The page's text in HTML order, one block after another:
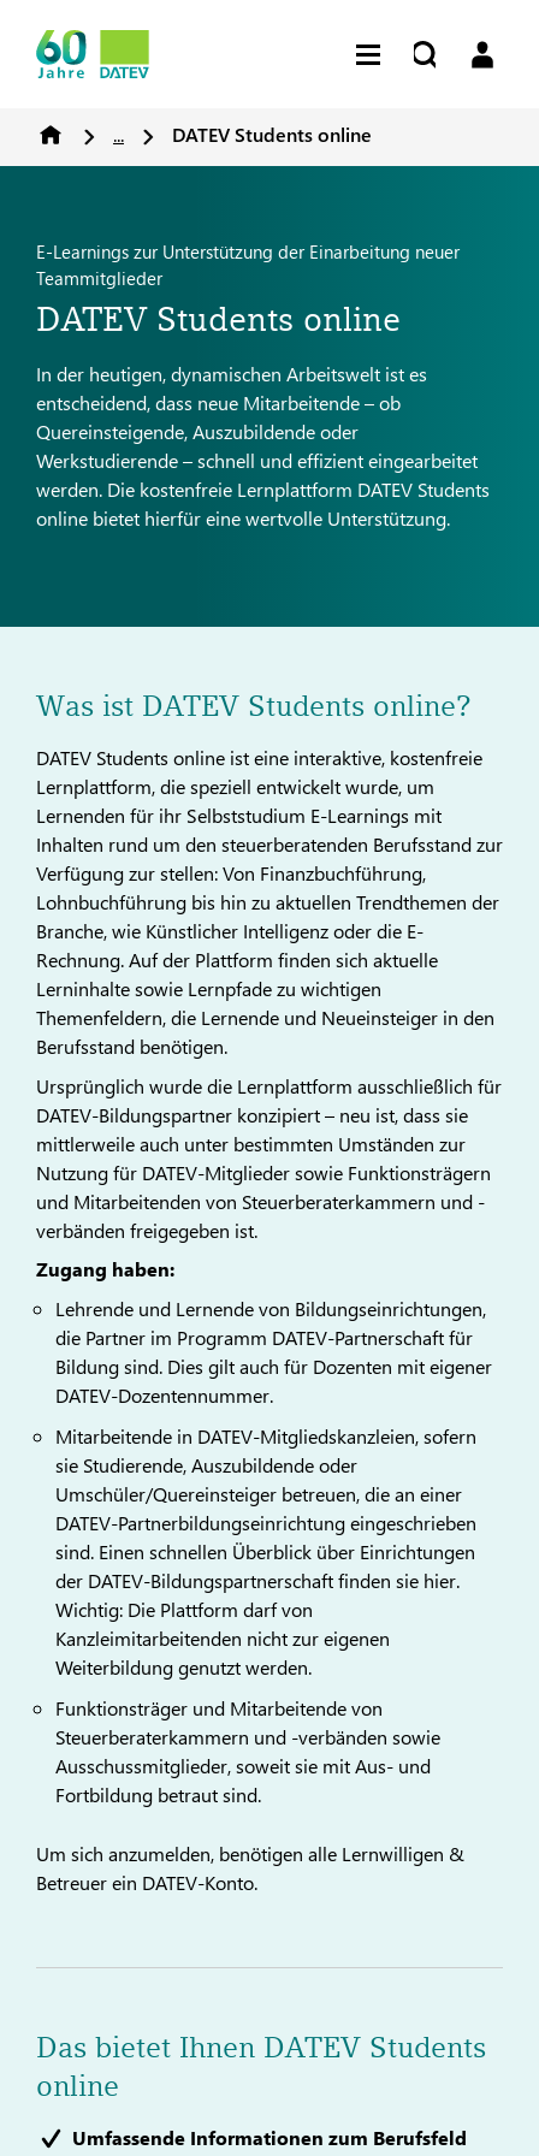
... DATEV Students online
E-Learnings zur Unterstützung der Einarbeitung neuer
Teammitglieder
DATEV Students online
In der heutigen, dynamischen Arbeitswelt ist es
entscheidend, dass neue Mitarbeitende – ob
Quereinsteigende, Auszubildende oder
Werkstudierende – schnell und effizient eingearbeitet
werden. Die kostenfreie Lernplattform DATEV Students
online bietet hierfür eine wertvolle Unterstützung.
Was ist DATEV Students online?
DATEV Students online ist eine interaktive, kostenfreie
Lernplattform, die speziell entwickelt wurde, um
Lernenden für ihr Selbststudium E-Learnings mit
Inhalten rund um den steuerberatenden Berufsstand zur
Verfügung zur stellen: Von Finanzbuchführung,
Lohnbuchführung bis hin zu aktuellen Trendthemen der
Branche, wie Künstlicher Intelligenz oder die E-
Rechnung. Auf der Plattform finden sich aktuelle
Lerninhalte sowie Lernpfade zu wichtigen
Themenfeldern, die Lernende und Neueinsteiger in den
Berufsstand benötigen.
Ursprünglich wurde die Lernplattform ausschließlich für
DATEV-Bildungspartner konzipiert – neu ist, dass sie
mittlerweile auch unter bestimmten Umständen zur
Nutzung für DATEV-Mitglieder sowie Funktionsträgern
und Mitarbeitenden von Steuerberaterkammern und -
verbänden freigegeben ist.
Zugang haben:
Lehrende und Lernende von Bildungseinrichtungen,
die Partner im Programm DATEV-Partnerschaft für
Bildung sind. Dies gilt auch für Dozenten mit eigener
DATEV-Dozentennummer.
Mitarbeitende in DATEV-Mitgliedskanzleien, sofern
sie Studierende, Auszubildende oder
Umschüler/Quereinsteiger betreuen, die an einer
DATEV-Partnerbildungseinrichtung eingeschrieben
sind. Einen schnellen Überblick über Einrichtungen
der DATEV-Bildungspartnerschaft finden sie hier.
Wichtig: Die Plattform darf von
Kanzleimitarbeitenden nicht zur eigenen
Weiterbildung genutzt werden.
Funktionsträger und Mitarbeitende von
Steuerberaterkammern und -verbänden sowie
Ausschussmitglieder, soweit sie mit Aus- und
Fortbildung betraut sind.
Um sich anzumelden, benötigen alle Lernwilligen &
Betreuer ein DATEV-Konto.
Das bietet Ihnen DATEV Students
online
Umfassende Informationen zum Berufsfeld